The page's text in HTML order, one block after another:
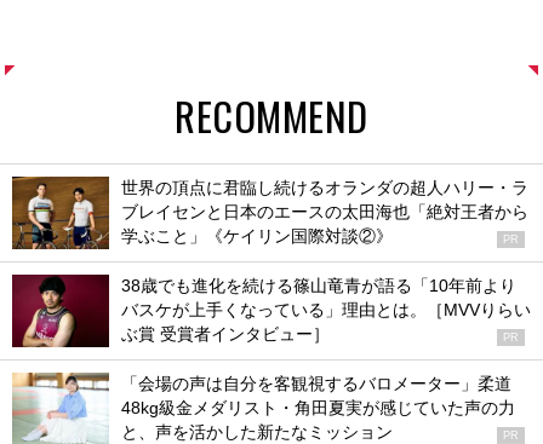
RECOMMEND
世界の頂点に君臨し続けるオランダの超人ハリー・ラ
ブレイセンと日本のエースの太田海也「絶対王者から
学ぶこと」《ケイリン国際対談②》
PR
38歳でも進化を続ける篠山竜青が語る「10年前より
バスケが上手くなっている」理由とは。［MVVりらい
ぶ賞 受賞者インタビュー］
PR
「会場の声は自分を客観視するバロメーター」柔道
48kg級金メダリスト・角田夏実が感じていた声の力
と、声を活かした新たなミッション
PR